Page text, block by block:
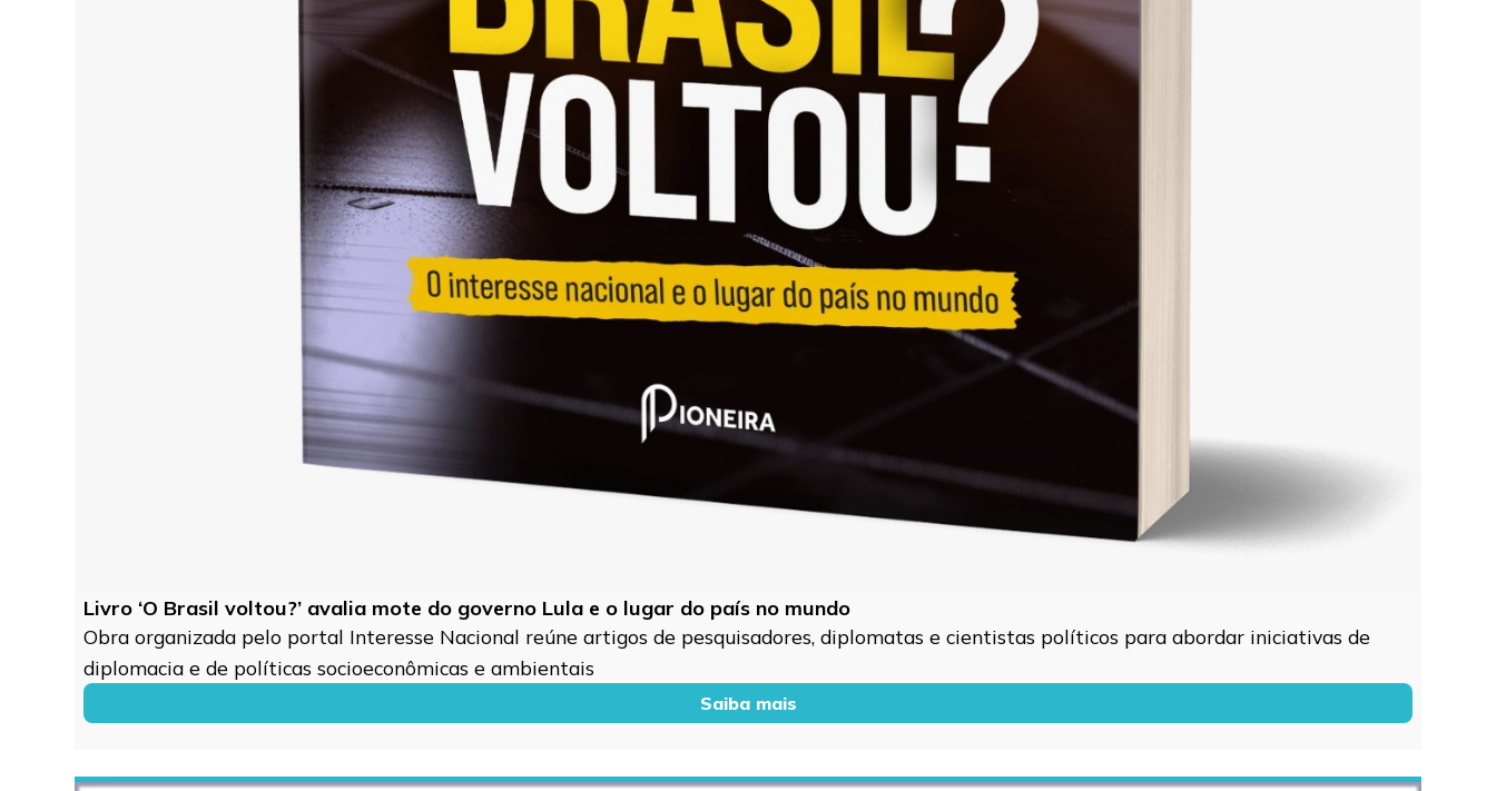
Livro ‘O Brasil voltou?’ avalia mote do governo Lula e o lugar do país no mundo
Obra organizada pelo portal Interesse Nacional reúne artigos de pesquisadores, diplomatas e cientistas políticos para abordar iniciativas de
diplomacia e de políticas socioeconômicas e ambientais
Saiba mais